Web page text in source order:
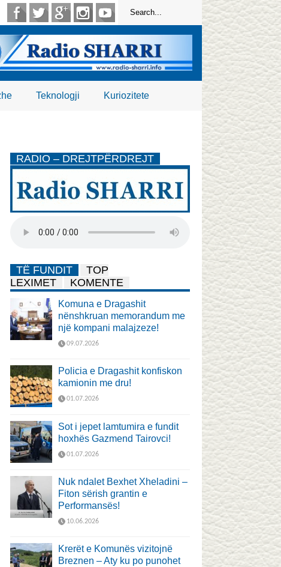
Teknologji Kuriozitete
RADIO – DREJTPËRDREJT
TË FUNDIT
TOP
LEXIMET
KOMENTE
Komuna e Dragashit
nënshkruan memorandum me
një kompani malajzeze!
09.07.2026
Policia e Dragashit konfiskon
kamionin me dru!
01.07.2026
Sot i jepet lamtumira e fundit
hoxhës Gazmend Tairovci!
01.07.2026
Nuk ndalet Bexhet Xheladini –
Fiton sërish grantin e
Performansës!
10.06.2026
Krerët e Komunës vizitojnë
Breznen – Aty ku po punohet